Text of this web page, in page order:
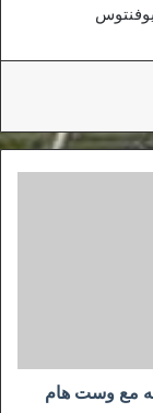
مع وست هام